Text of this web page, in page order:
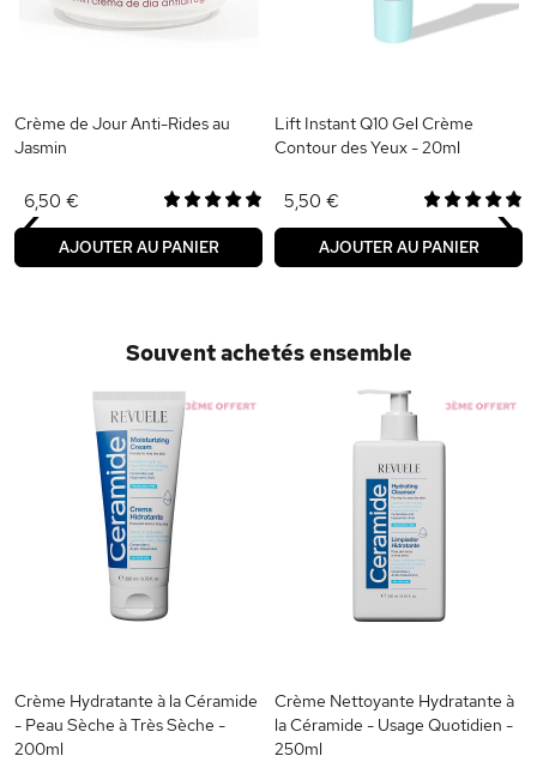
Crème de Jour Anti-Rides au
Jasmin
6,50 €
AJOUTER AU PANIER
Lift Instant Q10 Gel Crème
Contour des Yeux - 20ml
5,50 €
AJOUTER AU PANIER
‹ ›
Souvent achetés ensemble
Crème Hydratante à la Céramide
- Peau Sèche à Très Sèche -
200ml
Crème Nettoyante Hydratante à
la Céramide - Usage Quotidien -
250ml